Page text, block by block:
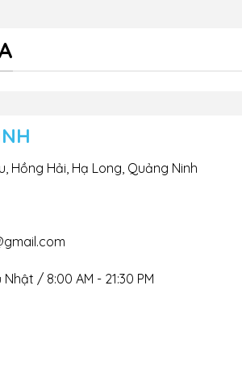
Hồng Hải, Hạ Long, Quảng Ninh
Nhật / 8:00 AM - 21:30 PM